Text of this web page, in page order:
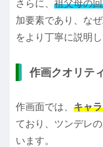
さらに、 祖父母の
加要素であり、な
をより丁寧に説明し
作画クオリテ
作画面では、 キャ
ており、ツンデレ
います。